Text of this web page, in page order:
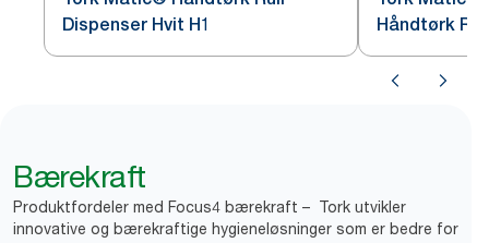
Dispenser Hvit H1
Håndtørk
Bærekraft
Produktfordeler med Focus4 bærekraft – Tork utvikler
innovative og bærekraftige hygieneløsninger som er bedre for